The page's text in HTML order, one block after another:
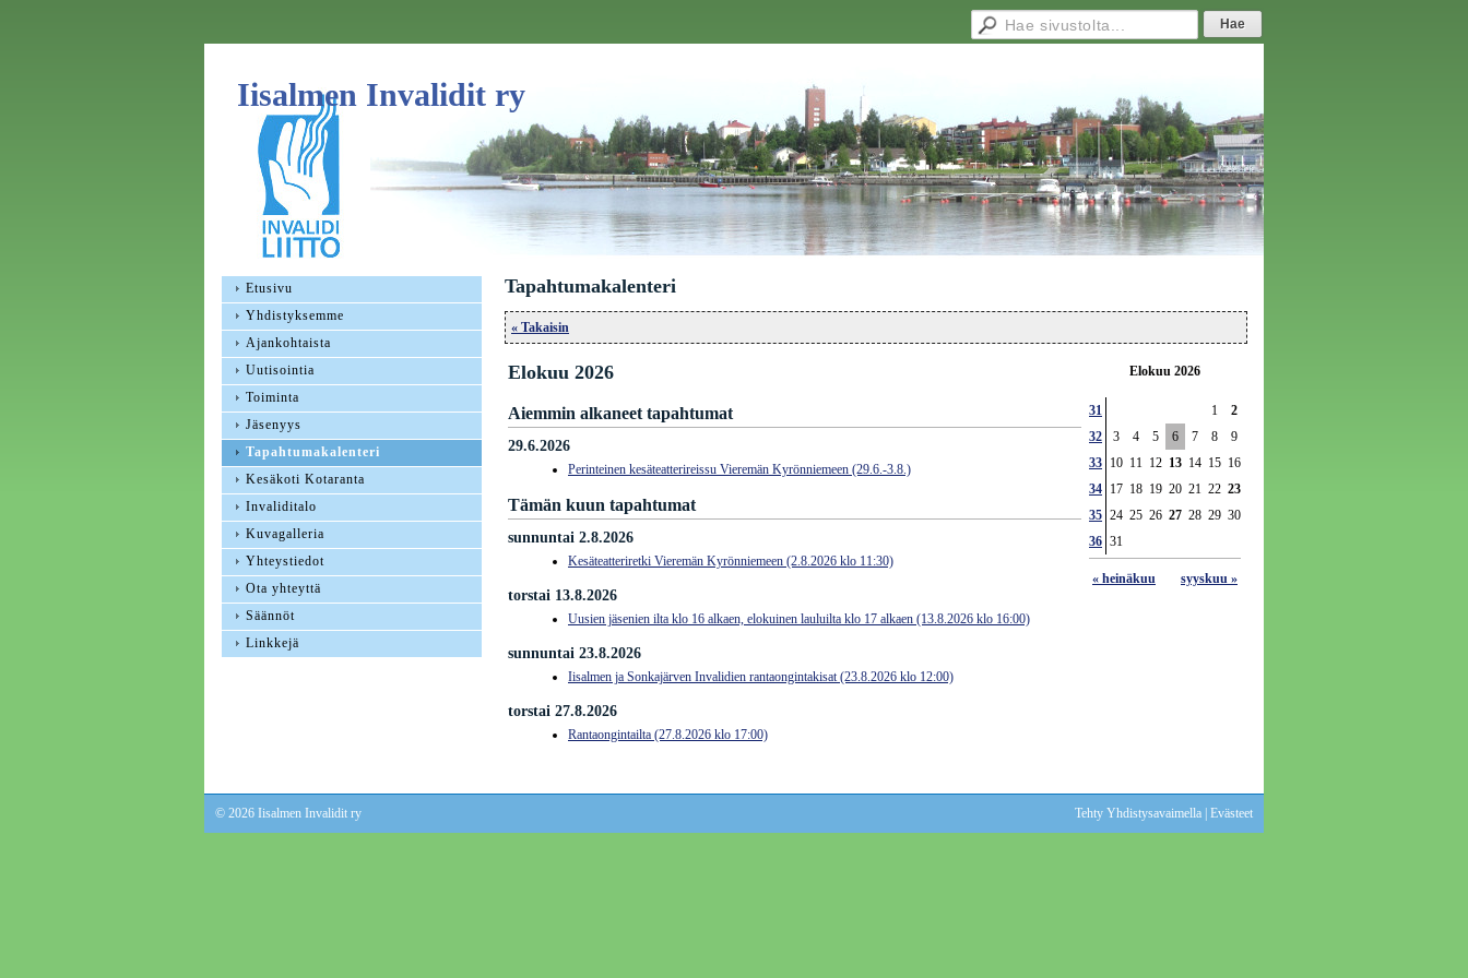
Iisalmen Invalidit ry
Tapahtumakalenteri
« Takaisin
Elokuu 2026
Aiemmin alkaneet tapahtumat
29.6.2026
Perinteinen kesäteatterireissu Vieremän Kyrönniemeen (29.6.-3.8.)
Tämän kuun tapahtumat
sunnuntai 2.8.2026
Kesäteatteriretki Vieremän Kyrönniemeen (2.8.2026 klo 11:30)
torstai 13.8.2026
Uusien jäsenien ilta klo 16 alkaen, elokuinen lauluilta klo 17 alkaen (13.8.2026 klo 16:00)
sunnuntai 23.8.2026
Iisalmen ja Sonkajärven Invalidien rantaongintakisat (23.8.2026 klo 12:00)
torstai 27.8.2026
Rantaongintailta (27.8.2026 klo 17:00)
Elokuu 2026
31 1
2
32
3 4 5 6 7 8
9
33 10 11 12 13 14 15 16
34 17 18 19 20 21 22 23
35 24 25 26 27 28 29 30
36 31
« heinäkuu syyskuu »
Etusivu
Yhdistyksemme
Ajankohtaista
Uutisointia
Toiminta
Jäsenyys
Tapahtumakalenteri
Kesäkoti Kotaranta
Invaliditalo
Kuvagalleria
Yhteystiedot
Ota yhteyttä
Säännöt
Linkkejä
Tehty Yhdistysavaimella Evästeet
© 2026 Iisalmen Invalidit ry